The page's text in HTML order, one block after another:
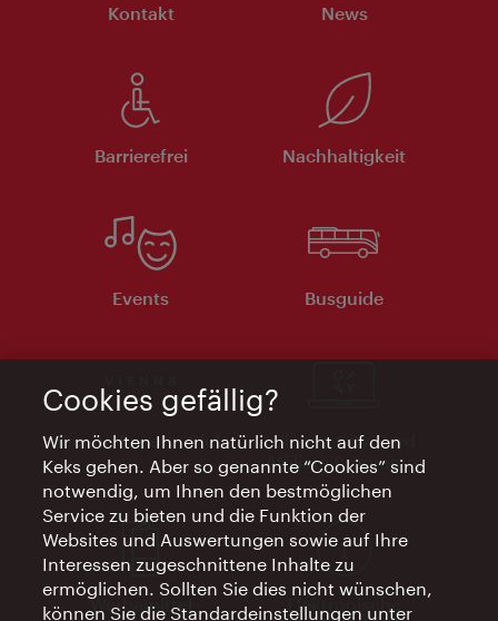
Kontakt News
Barrierefrei Nachhaltigkeit
Events Busguide
Vienna Experts Club
Vienna City Card
Affiliate Programm
Werbemittel
Elektronische
Cookies gefällig?
Wir möchten Ihnen natürlich nicht auf den
Keks gehen. Aber so genannte “Cookies” sind
notwendig, um Ihnen den bestmöglichen
Service zu bieten und die Funktion der
Websites und Auswertungen sowie auf Ihre
Interessen zugeschnittene Inhalte zu
ermöglichen. Sollten Sie dies nicht wünschen,
können Sie die Standardeinstellungen unter